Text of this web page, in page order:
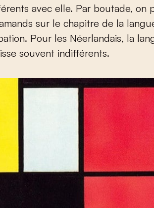
avec elle. Par boutade, on
sur le chapitre de la
Pour les Néerlandais, la
souvent indifférents.